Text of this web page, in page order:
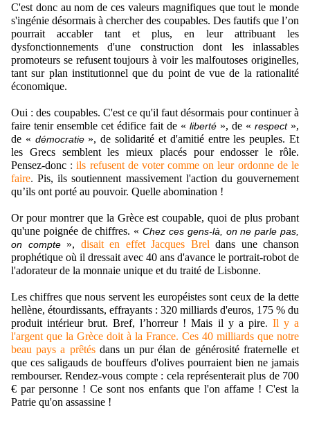
C'est donc au nom de ces valeurs magnifiques que tout le monde
s'ingénie désormais à chercher des coupables. Des fautifs que l’on
pourrait accabler tant et plus, en leur attribuant les
dysfonctionnements d'une construction dont les inlassables
promoteurs se refusent toujours à voir les malfoutoses originelles,
tant sur plan institutionnel que du point de vue de la rationalité
économique.
Oui : des coupables. C'est ce qu'il faut désormais pour continuer à
faire tenir ensemble cet édifice fait de « liberté », de « respect»,
de « démocratie», de solidarité et d'amitié entre les peuples. Et
les Grecs semblent les mieux placés pour endosser le rôle.
Pensez-donc : ils refusent de voter comme on leur ordonne de le
faire.Pis, ils soutiennent massivement l'action du gouvernement
qu’ils ont porté au pouvoir. Quelle abomination !
Or pour montrer que la Grèce est coupable, quoi de plus probant
qu'une poignée de chiffres. «Chez ces gens-là, on ne parle pas,
on compte», disait en effet Jacques Brel dans une chanson
prophétique où il dressait avec 40 ans d'avance le portrait-robot de
l'adorateur de la monnaie unique et du traité de Lisbonne.
Les chiffres que nous servent les européistes sont ceux de la dette
hellène, étourdissants, effrayants : 320 milliards d'euros, 175 % du
produit intérieur brut. Bref, l’horreur ! Mais il y a pire. Il y a
l'argent que la Grèce doit à la France. Ces 40 milliards que notre
beau pays a prêtés dans un pur élan de générosité fraternelle et
que ces saligauds de bouffeurs d'olives pourraient bien ne jamais
rembourser. Rendez-vous compte : cela représenterait plus de 700
€ par personne ! Ce sont nos enfants que l'on affame ! C'est la
Patrie qu'on assassine !